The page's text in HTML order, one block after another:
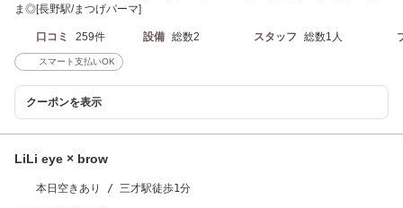
ま◎[長野駅/まつげパーマ]
口コミ 259件 設備 総数2 スタッフ 総数1人
スマート支払いOK
クーポンを表示
LiLi eye × brow
本日空きあり / 三才駅徒歩1分